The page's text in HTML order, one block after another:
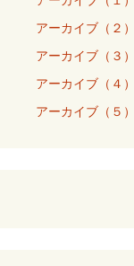
アーカイブ（２
アーカイブ（３
アーカイブ（４
アーカイブ（５